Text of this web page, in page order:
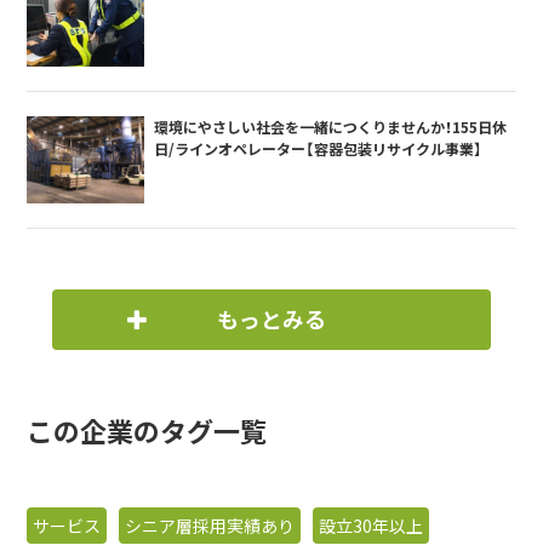
環境にやさしい社会を一緒につくりませんか！155日休
日/ラインオペレーター【容器包装リサイクル事業】
もっとみる
この企業のタグ一覧
サービス シニア層採用実績あり
設立30年以上